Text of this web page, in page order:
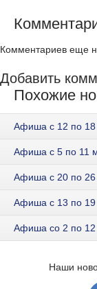
Комментариев еще
Добавить
Похожие
Афиша с 12 по 18
Афиша с 5 по 11
Афиша с 20 по 26
Афиша с 13 по 19
Афиша со 2 по 12
Наши